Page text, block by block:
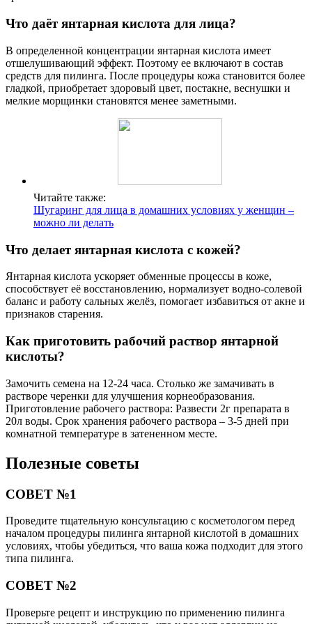
Что даёт янтарная кислота для лица?
В определенной концентрации янтарная кислота имеет
отшелушивающий эффект. Поэтому ее включают в состав
средств для пилинга. После процедуры кожа становится более
гладкой, приобретает здоровый цвет, постакне, веснушки и
мелкие морщинки становятся менее заметными.
Читайте также:
Шугаринг для лица в домашних условиях у женщин –
можно ли делать
Что делает янтарная кислота с кожей?
Янтарная кислота ускоряет обменные процессы в коже,
способствует её восстановлению, нормализует водно-солевой
баланс и работу сальных желёз, помогает избавиться от акне и
признаков старения.
Как приготовить рабочий раствор янтарной
кислоты?
Замочить семена на 12-24 часа. Столько же замачивать в
растворе черенки для улучшения корнеобразования.
Приготовление рабочего раствора: Развести 2г препарата в
20л воды. Срок хранения рабочего раствора – 3-5 дней при
комнатной температуре в затененном месте.
Полезные советы
СОВЕТ №1
Проведите тщательную консультацию с косметологом перед
началом процедуры пилинга янтарной кислотой в домашних
условиях, чтобы убедиться, что ваша кожа подходит для этого
типа пилинга.
СОВЕТ №2
Проверьте рецепт и инструкцию по применению пилинга